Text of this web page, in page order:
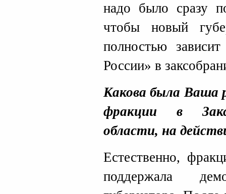
надо было сразу
чтобы новый
полностью
России» в
Какова была Ваша
фракции в
области, на
Естественно,
поддержала